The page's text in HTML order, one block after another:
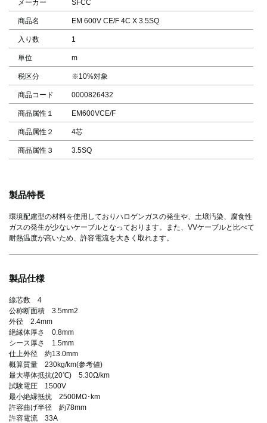
メーカー SFCC
商品名 EM 600V CE/F 4C X 3.5SQ
入り数 1
単位 m
税区分 ※10%対象
商品コード 0000826432
商品属性１ EM600VCE/F
商品属性２ 4芯
商品属性３ 3.5SQ
製品特長
環境配慮型の材料を使用しておりハロゲンガスの発生や、土壌汚染、腐食性
ガスの発生が少ないケーブルとなっております。また、VVケーブルと比べて
耐熱温度が高いため、許容電流を大きく取れます。
製品仕様
線芯数 4
公称断面積 3.5mm2
外径 2.4mm
絶縁体厚さ 0.8mm
シース厚さ 1.5mm
仕上外径 約13.0mm
概算質量 230kg/km(参考値)
最大導体抵抗(20℃) 5.30Ω/km
試験電圧 1500V
最小絶縁抵抗 2500MΩ･km
許容曲げ半径 約78mm
許容電流 33A